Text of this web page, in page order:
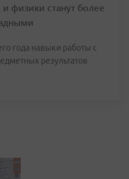
физики станут более
года навыки работы с
результатов